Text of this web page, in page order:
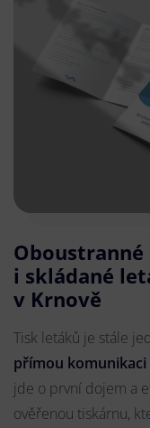
Oboustranné
i skládané
v Krnově
Tisk letáků je stále
přímou komunikaci
jde o první dojem a
ověřenou tiskárnu,